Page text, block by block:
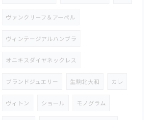
ヴァンクリーフ＆アーペル
ヴィンテージアルハンブラ
オニキスダイヤネックレス
ブランドジュエリー 生駒北大和 カレ
ヴィトン ショール モノグラム